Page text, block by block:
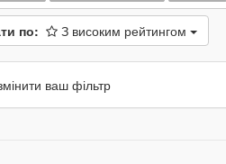
по: З високим рейтингом
ваш фільтр